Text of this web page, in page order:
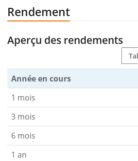
Rendement
Aperçu des rendements
Année en cours
1 mois
3 mois
6 mois
1 an